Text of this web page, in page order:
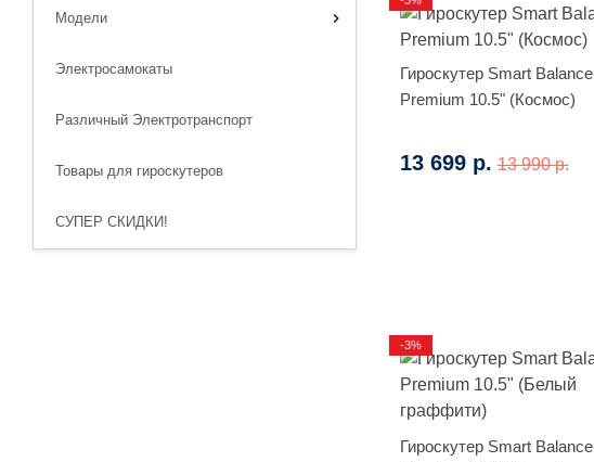
Модели
Электросамокаты
Различный Электротранспорт
Товары для гироскутеров
СУПЕР СКИДКИ!
Гироскутер Smart Balance
Premium 10.5" (Космос)
13 699 р. 13 990 р.
Гироскутер Smart Balance
-3%